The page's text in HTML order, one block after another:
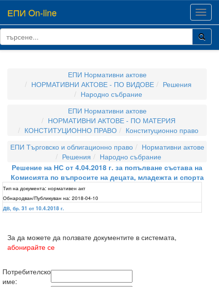
ЕПИ On-line
ЕПИ Нормативни актове
НОРМАТИВНИ АКТОВЕ - ПО ВИДОВЕ
Решения
Народно събрание
ЕПИ Нормативни актове
НОРМАТИВНИ АКТОВЕ - ПО МАТЕРИЯ
КОНСТИТУЦИОННО ПРАВО
Конституционно право
ЕПИ Търговско и облигационно право
Нормативни актове
Решения
Народно събрание
Решение на НС от 4.04.2018 г. за попълване състава на
Комисията по въпросите на децата, младежта и спорта
Тип на документа: нормативен акт
Обнародван/Публикуван на: 2018-04-10
ДВ, бр. 31 от 10.4.2018 г.
За да можете да ползвате документите в системата,
абонирайте се
Потребителско
име: